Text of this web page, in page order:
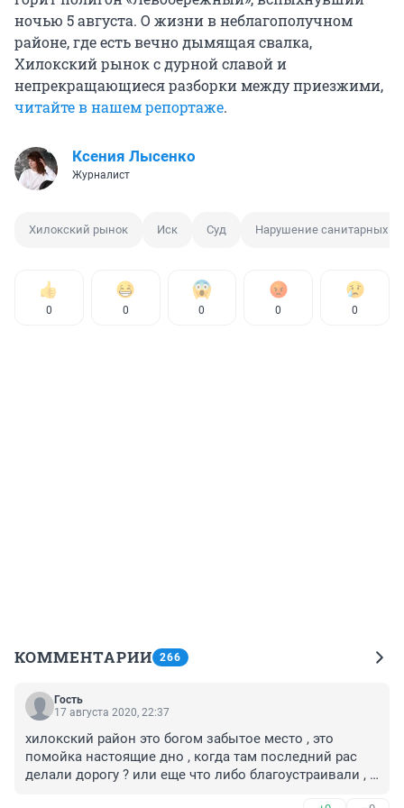
ночью 5 августа. О жизни в неблагополучном
районе, где есть вечно дымящая свалка,
Хилокский рынок с дурной славой и
непрекращающиеся разборки между приезжими,
читайте в нашем репортаже.
Ксения Лысенко
Журналист
Хилокский рынок Иск Суд Нарушение санитарных
0 0 0 0 0
КОММЕНТАРИИ 266
Гость
17 августа 2020, 22:37
хилокский район это богом забытое место , это
помойка настоящие дно , когда там последний рас
делали дорогу ? или еще что либо благоустраивали ,